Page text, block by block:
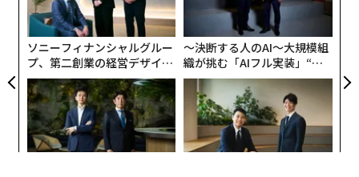
ソニーフィナンシャルグルー
プ、第二創業の経営デザイン
──カギは意志を引き出し、
束ね、共創すること
〜決断する人のAI〜大規模組
織が挑む「AIフル実装」“使
う”企業から“動く”企業へ【N
TTドコモビジネス×PwC】